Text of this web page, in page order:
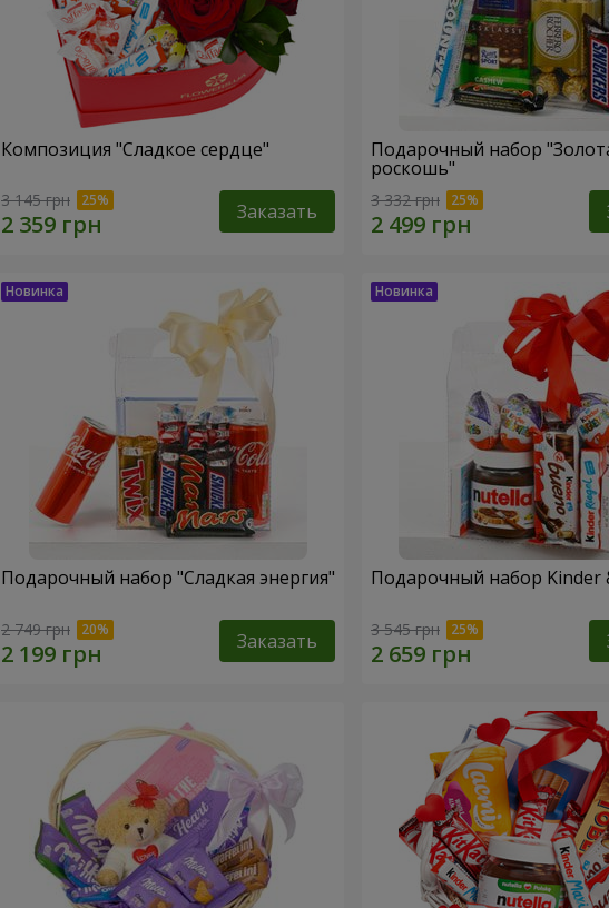
Композиция "Сладкое сердце"
3 145 грн Заказать
Подарочный набор
роскошь"
3 332 грн
Подарочный набор "Сладкая энергия"
2 749 грн Заказать
Подарочный набор Kinder
3 545 грн